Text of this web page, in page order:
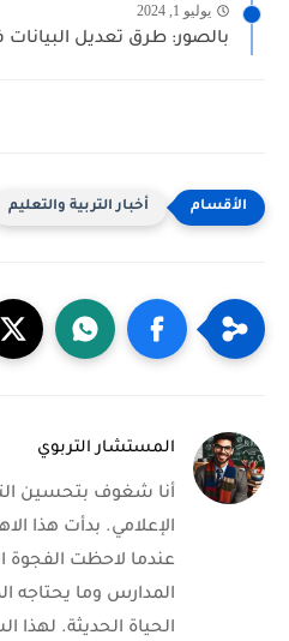
يوليو 1, 2024
بالصور: طرق تعديل
أخبار التربية والتعليم
المستشار التربوي
أنا شغوف بتحسين
الإعلامي. بدأت هذا
عندما لاحظت الفجوة
المدارس وما يحتاجه
الحياة الحديثة.